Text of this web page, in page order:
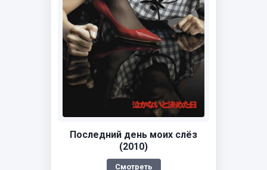
Последний день моих слёз
(2010)
Смотреть